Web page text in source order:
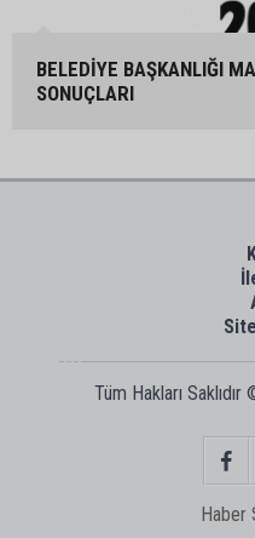
BELEDİYE BAŞKANLIĞI
SONUÇLARI
Tüm Hakları Saklıdır
Haber